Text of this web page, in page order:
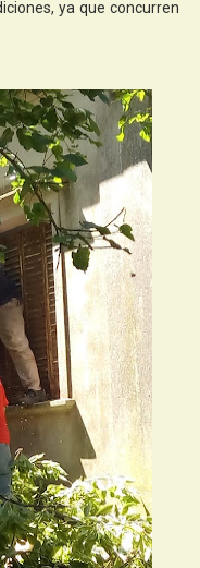
ya que concurren